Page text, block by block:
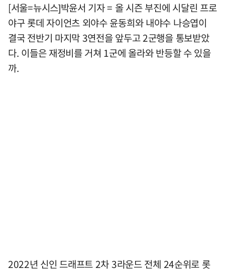
[서울=뉴시스]박윤서 기자 = 올 시즌 부진에 시달린 프로
야구 롯데 자이언츠 외야수 윤동희와 내야수 나승엽이
결국 전반기 마지막 3연전을 앞두고 2군행을 통보받았
다. 이들은 재정비를 거쳐 1군에 올라와 반등할 수 있을
까.
2022년 신인 드래프트 2차 3라운드 전체 24순위로 롯